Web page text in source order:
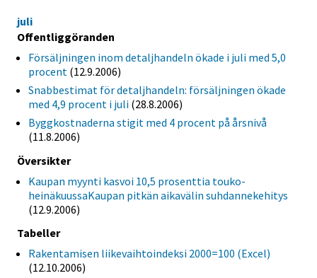
juli
Offentliggöranden
Försäljningen inom detaljhandeln ökade i juli med 5,0
procent (12.9.2006)
Snabbestimat för detaljhandeln: försäljningen ökade
med 4,9 procent i juli (28.8.2006)
Byggkostnaderna stigit med 4 procent på årsnivå
(11.8.2006)
Översikter
Kaupan myynti kasvoi 10,5 prosenttia touko-
heinäkuussaKaupan pitkän aikavälin suhdannekehitys
(12.9.2006)
Tabeller
Rakentamisen liikevaihtoindeksi 2000=100 (Excel)
(12.10.2006)